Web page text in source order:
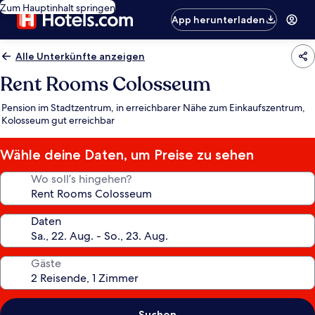
Zum Hauptinhalt springen
App herunterladen
Alle Unterkünfte anzeigen
Rent Rooms Colosseum
Pension im Stadtzentrum, in erreichbarer Nähe zum Einkaufszentrum,
Kolosseum gut erreichbar
Wähle deine Daten, um Preise zu sehen
Wo soll’s hingehen?
Daten
Gäste